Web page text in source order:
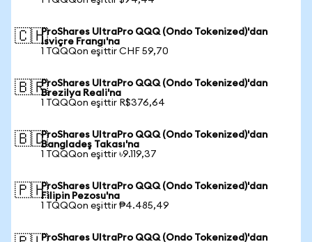
🇨🇭ProShares UltraPro QQQ (Ondo Tokenized)'dan
İsviçre Frangı'na
1 TQQQon eşittir CHF 59,70
🇧🇷ProShares UltraPro QQQ (Ondo Tokenized)'dan
Brezilya Reali'na
1 TQQQon eşittir R$376,64
🇧🇩ProShares UltraPro QQQ (Ondo Tokenized)'dan
Bangladeş Takası'na
1 TQQQon eşittir ৳9.119,37
🇵🇭ProShares UltraPro QQQ (Ondo Tokenized)'dan
Filipin Pezosu'na
1 TQQQon eşittir ₱4.485,49
ProShares UltraPro QQQ (Ondo Tokenized)'dan